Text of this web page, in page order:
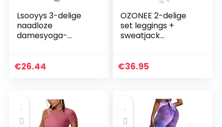
Lsooyys 3-delige
naadloze
damesyoga-
zacht, comfortabel
€26.44
OZONEE 2-delige
set leggings +
sweatjack
joggingpak
€36.95